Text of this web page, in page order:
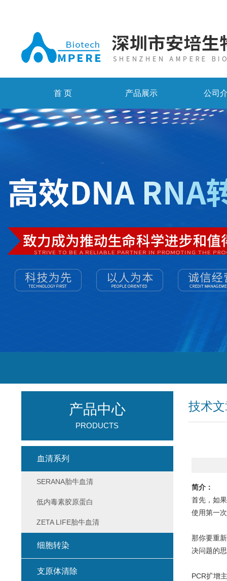
首 页 产品展示 公司
技术
简介：
首先，如
使用第一
那你要重
决问题的
PCR扩增
产品中心
PRODUCTS
血清系列
SERANA胎牛血清
低内毒素胶原蛋白
ZETA LIFE胎牛血清
细胞转染
支原体清除